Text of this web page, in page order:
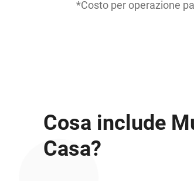
*Costo per operazione
Cosa include
Casa?